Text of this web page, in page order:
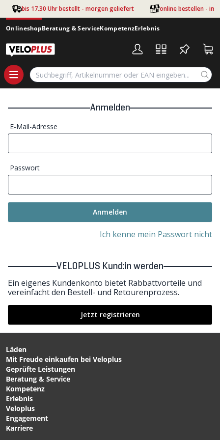
Zum Hauptinhalt springen
bis 17.30 Uhr bestellt - morgen geliefert online bestellen - im
OnlineshopBeratung & ServiceKompetenzErlebnis
Anmelden
E-Mail-Adresse
Passwort
Anmelden
Ich kenne mein Passwort nicht
VELOPLUS Kund:in werden
Ein eigenes Kundenkonto bietet Rabbattvorteile und
vereinfacht den Bestell- und Retourenprozess.
Jetzt registrieren
Läden
Mit Freude einkaufen bei Veloplus
Geprüfte Leistungen
Beratung & Service
Kompetenz
Erlebnis
Veloplus
Engagement
Karriere